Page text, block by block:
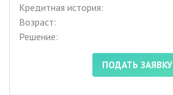
Кредитная история:
Возраст:
Решение:
ПОДАТЬ ЗАЯВКУ